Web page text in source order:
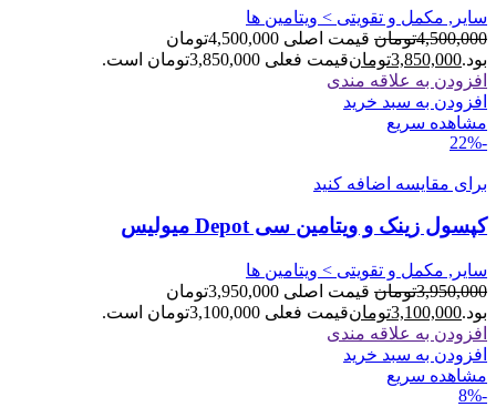
سایر, مکمل و تقویتی > ویتامین ها
4,500,000تومان
قیمت اصلی 4,500,000تومان
بود.3,850,000تومانقیمت فعلی 3,850,000تومان است.
افزودن به علاقه مندی
افزودن به سبد خرید
مشاهده سریع
-22%
برای مقایسه اضافه کنید
کپسول زینک و ویتامین سی Depot میولیس
سایر, مکمل و تقویتی > ویتامین ها
3,950,000تومان
قیمت اصلی 3,950,000تومان
بود.3,100,000تومانقیمت فعلی 3,100,000تومان است.
افزودن به علاقه مندی
افزودن به سبد خرید
مشاهده سریع
-8%